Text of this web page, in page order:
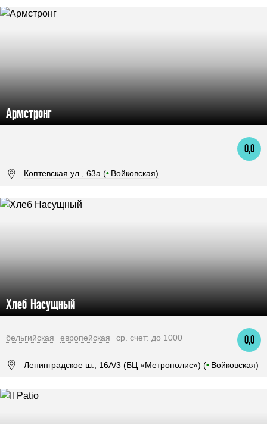
Армстронг
0,0
Коптевская ул., 63а (• Войковская)
Хлеб Насущный
0,0
бельгийская европейская ср. счет: до 1000
Ленинградское ш., 16А/3 (БЦ «Метрополис») (• Войковская)